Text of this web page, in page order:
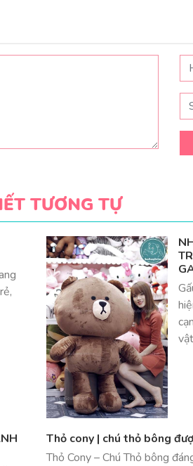
TƯƠNG TỰ
Thỏ cony | chú thỏ bông
Thỏ Cony – Chú Thỏ bông